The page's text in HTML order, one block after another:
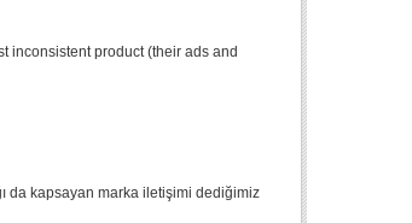
inconsistent product (their ads and
da kapsayan marka iletişimi dediğimiz